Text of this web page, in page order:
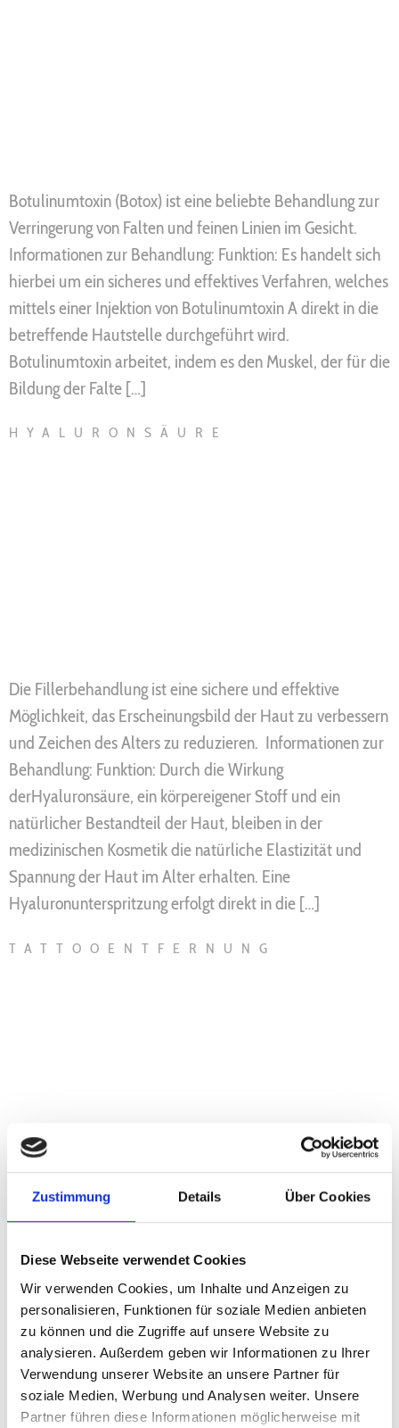
Zustimmung Details Über Cookies
Diese Webseite verwendet Cookies
Wir verwenden Cookies, um Inhalte und Anzeigen zu
personalisieren, Funktionen für soziale Medien anbieten
zu können und die Zugriffe auf unsere Website zu
analysieren. Außerdem geben wir Informationen zu Ihrer
Verwendung unserer Website an unsere Partner für
soziale Medien, Werbung und Analysen weiter. Unsere
Partner führen diese Informationen möglicherweise mit
Botulinumtoxin (Botox) ist eine beliebte Behandlung zur
Verringerung von Falten und feinen Linien im Gesicht.
Informationen zur Behandlung: Funktion: Es handelt sich
hierbei um ein sicheres und effektives Verfahren, welches
mittels einer Injektion von Botulinumtoxin A direkt in die
betreffende Hautstelle durchgeführt wird.
Botulinumtoxin arbeitet, indem es den Muskel, der für die
Bildung der Falte […]
HYALURONSÄURE
Die Fillerbehandlung ist eine sichere und effektive
Möglichkeit, das Erscheinungsbild der Haut zu verbessern
und Zeichen des Alters zu reduzieren. Informationen zur
Behandlung: Funktion: Durch die Wirkung
derHyaluronsäure, ein körpereigener Stoff und ein
natürlicher Bestandteil der Haut, bleiben in der
medizinischen Kosmetik die natürliche Elastizität und
Spannung der Haut im Alter erhalten. Eine
Hyaluronunterspritzung erfolgt direkt in die […]
TATTOOENTFERNUNG
Tattooentfernung in Augsburg Mit unserem PicoWay
bieten wir Ihnen die neueste und modernste Laserlösung,
die es auf dem Markt für eine narbenfreie
Tattooentfernung gibt. Zeiten ändern sich und mitunter
auch die Einstellung oder der persönliche Geschmack bei
Tätowierungen. Unerwünschte Tattoos oder auch
Permanent Makeup müssen heute jedoch kein